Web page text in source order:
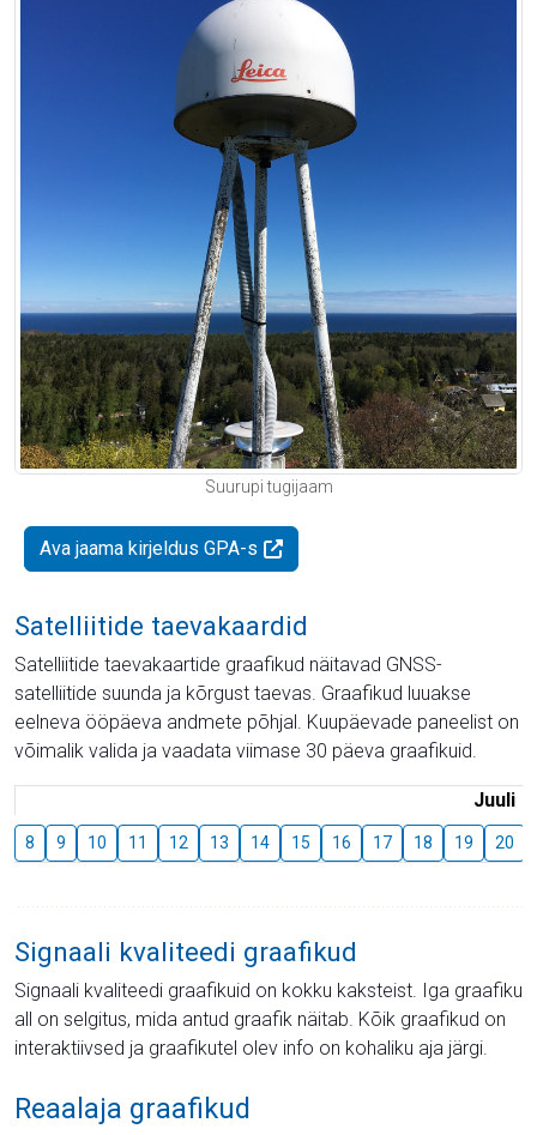
Suurupi tugijaam
Ava jaama kirjeldus GPA-s
Satelliitide taevakaardid
Satelliitide taevakaartide graafikud näitavad GNSS-
satelliitide suunda ja kõrgust taevas. Graafikud luuakse
eelneva ööpäeva andmete põhjal. Kuupäevade paneelist on
võimalik valida ja vaadata viimase 30 päeva graafikuid.
Juuli
8 9 10 11 12 13 14 15 16 17 18 19 20
Signaali kvaliteedi graafikud
Signaali kvaliteedi graafikuid on kokku kaksteist. Iga graafiku
all on selgitus, mida antud graafik näitab. Kõik graafikud on
interaktiivsed ja graafikutel olev info on kohaliku aja järgi.
Reaalaja graafikud